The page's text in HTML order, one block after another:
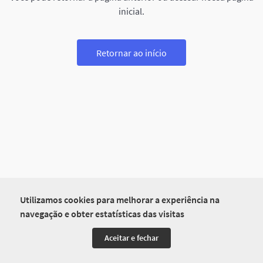
Utilizamos cookies para melhorar a experiência na
navegação e obter estatísticas das visitas
Aceitar e fechar
inicial.
Retornar ao início